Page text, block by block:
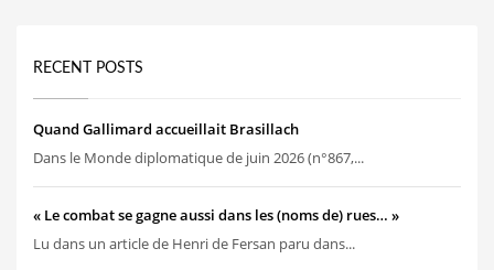
RECENT POSTS
Quand Gallimard accueillait Brasillach
Dans le Monde diplomatique de juin 2026 (n°867,...
« Le combat se gagne aussi dans les (noms de) rues… »
Lu dans un article de Henri de Fersan paru dans...